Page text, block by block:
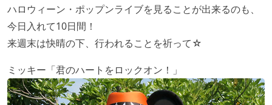
ハロウィーン・ポップンライブを見ることが出来るのも、
今日入れて10日間！
来週末は快晴の下、行われることを祈って☆
ミッキー「君のハートをロックオン！」